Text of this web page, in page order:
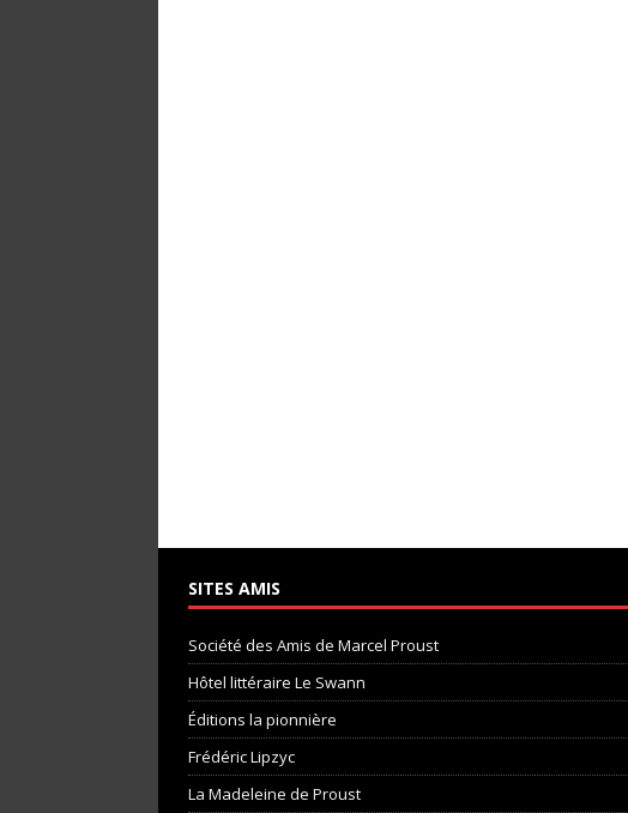
SITES AMIS
Société des Amis de Marcel Proust
Hôtel littéraire Le Swann
Éditions la pionnière
Frédéric Lipzyc
La Madeleine de Proust